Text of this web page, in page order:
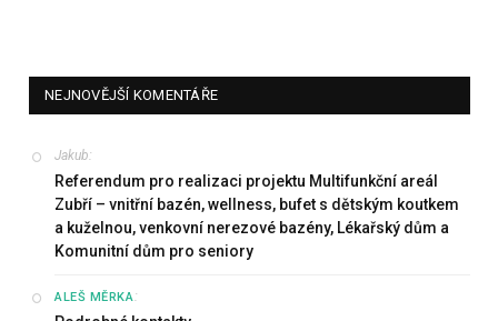
NEJNOVĚJŠÍ KOMENTÁŘE
Jakub:
Referendum pro realizaci projektu Multifunkční areál
Zubří – vnitřní bazén, wellness, bufet s dětským koutkem
a kuželnou, venkovní nerezové bazény, Lékařský dům a
Komunitní dům pro seniory
ALEŠ MĚRKA: